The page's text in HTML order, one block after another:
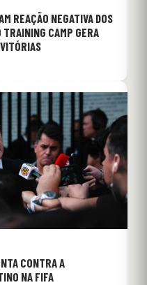
REAÇÃO NEGATIVA DOS
TRAINING CAMP GERA
CONTRA A
NA FIFA